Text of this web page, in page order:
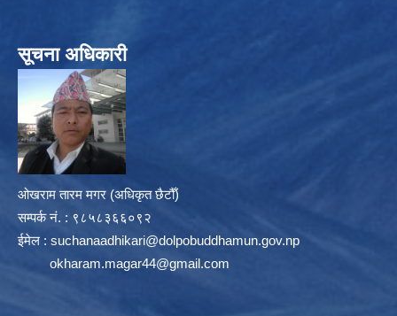
सूचना अधिकारी
ओखराम तारम मगर (अधिकृत छैटौँ)
सम्पर्क न‌ं. : ९८५८३६६०९२
ईमेल : suchanaadhikari@dolpobuddhamun.gov.np
okharam.magar44@gmail.com